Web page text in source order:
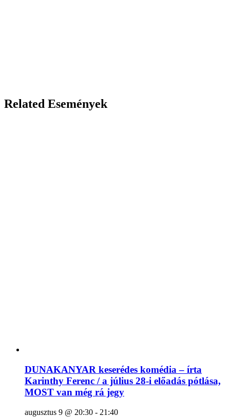
Related Események
DUNAKANYAR keserédes komédia – írta
Karinthy Ferenc / a július 28-i előadás pótlása,
MOST van még rá jegy
augusztus 9 @ 20:30 - 21:40